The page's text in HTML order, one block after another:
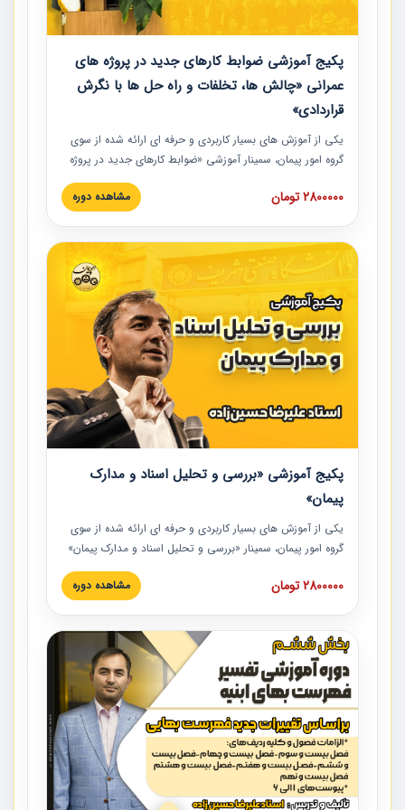
پکیج آموزشی ضوابط کارهای جدید در پروژه های
عمرانی «چالش ها، تخلفات و راه حل ها با نگرش
قراردادی»
یکی از آموزش‏‏‏‏‏‏ های بسیار کاربردی و حرفه‏ ای ارائه شده از سوی
گروه امور پیمان، سمینار آموزشی «ضوابط کارهای جدید در پروژه
های عمرانی» چالش ها، تخلفات و راه حل ها با نگرش قراردادی
است که در محل سندیکای شرکت های ساختمانی کشور ارائه شد.
مدارک پیمان به همراه تجربیات عملی ارائه شده است.
2800000 تومان مشاهده دوره
پکیج آموزشی «بررسی و تحلیل اسناد و مدارک
پیمان»
یکی از آموزش‏‏‏‏‏‏ های بسیار کاربردی و حرفه‏ ای ارائه شده از سوی
گروه امور پیمان، سمینار «بررسی و تحلیل اسناد و مدارک پیمان»
است که در دانشگاه صنعتی شریف ارائه شد. در این آموزش
نکات کلیدی مربوط به اسناد و مدارک پیمان، اولویت بندی اسناد
پیمان به همراه تجربیات عملی در این خصوص ارائه شده است.
2800000 تومان مشاهده دوره